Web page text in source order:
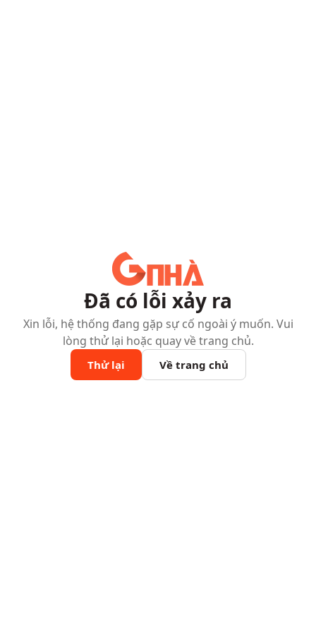
Đã có lỗi xảy ra
Xin lỗi, hệ thống đang gặp sự cố ngoài ý muốn. Vui
lòng thử lại hoặc quay về trang chủ.
Thử lại Về trang chủ